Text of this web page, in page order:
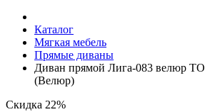
Каталог
Мягкая мебель
Прямые диваны
Диван прямой Лига-083 велюр
(Велюр)
Скидка 22%